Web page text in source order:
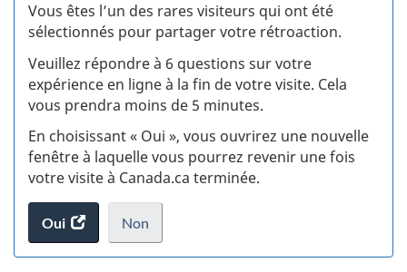
Vous êtes l’un des rares visiteurs qui ont été
sélectionnés pour partager votre rétroaction.
Veuillez répondre à 6 questions sur votre
expérience en ligne à la fin de votre visite. Cela
vous prendra moins de 5 minutes.
En choisissant « Oui », vous ouvrirez une nouvelle
fenêtre à laquelle vous pourrez revenir une fois
votre visite à Canada.ca terminée.
Oui
accéder
au
Non
je
.